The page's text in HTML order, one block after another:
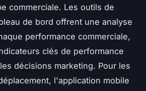
commerciale. Les outils de
de bord offrent une analyse
performance commerciale,
clés de performance
décisions marketing. Pour les
l'application mobile